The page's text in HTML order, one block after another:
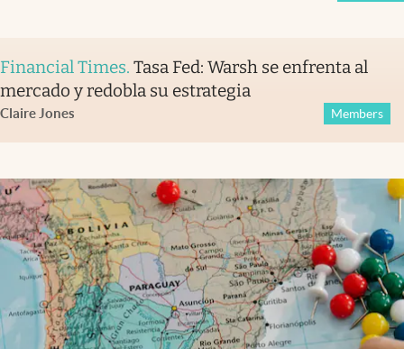
Financial Times. Tasa Fed: Warsh se enfrenta al
mercado y redobla su estrategia
Claire Jones Members